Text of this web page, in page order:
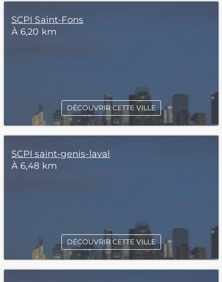
SCPI Saint-Fons
À 6,20 km
DÉCOUVRIR CETTE VILLE
SCPI saint-genis-laval
À 6,48 km
DÉCOUVRIR CETTE VILLE